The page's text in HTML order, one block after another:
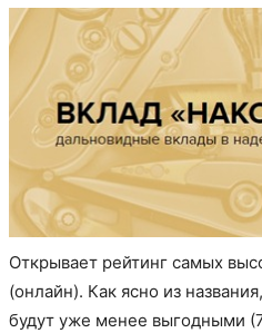
Открывает рейтинг самых
(онлайн). Как ясно из
будут уже менее выгодными